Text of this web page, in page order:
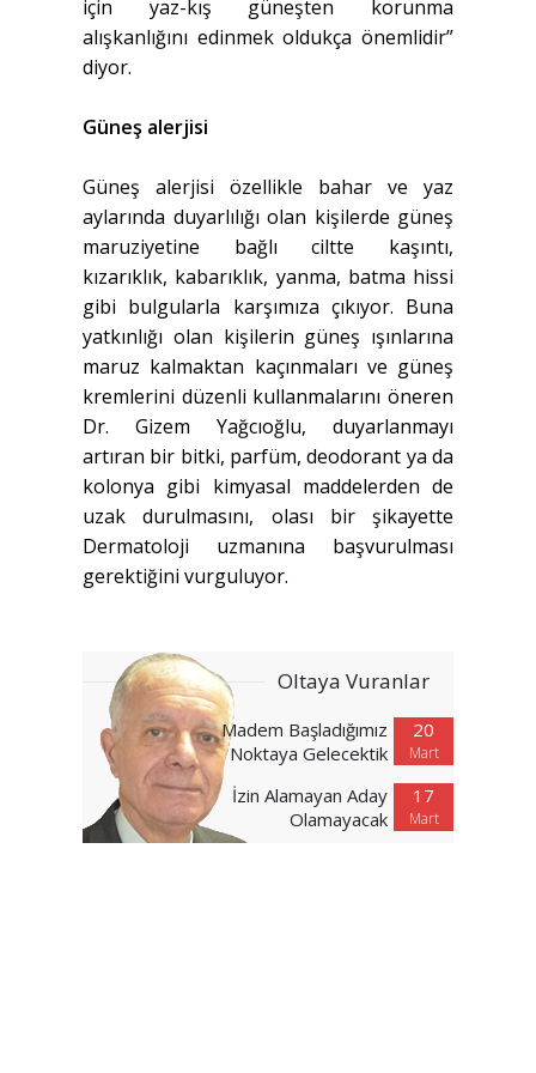
için yaz-kış güneşten korunma
alışkanlığını edinmek oldukça önemlidir”
diyor.
Güneş alerjisi
Güneş alerjisi özellikle bahar ve yaz
aylarında duyarlılığı olan kişilerde güneş
maruziyetine bağlı ciltte kaşıntı,
kızarıklık, kabarıklık, yanma, batma hissi
gibi bulgularla karşımıza çıkıyor. Buna
yatkınlığı olan kişilerin güneş ışınlarına
maruz kalmaktan kaçınmaları ve güneş
kremlerini düzenli kullanmalarını öneren
Dr. Gizem Yağcıoğlu, duyarlanmayı
artıran bir bitki, parfüm, deodorant ya da
kolonya gibi kimyasal maddelerden de
uzak durulmasını, olası bir şikayette
Dermatoloji uzmanına başvurulması
gerektiğini vurguluyor.
Oltaya Vuranlar
20
Mart
Madem Başladığımız
Noktaya Gelecektik
17
Mart
İzin Alamayan Aday
Olamayacak